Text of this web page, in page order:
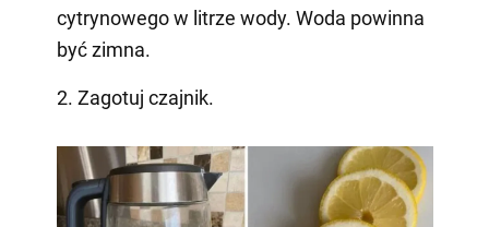
cytrynowego w litrze wody. Woda powinna
być zimna.
2. Zagotuj czajnik.